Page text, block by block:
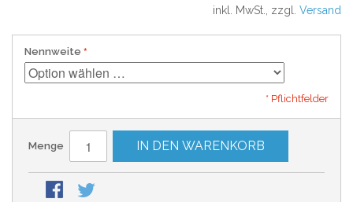
inkl. MwSt., zzgl. Versand
Nennweite
* Pflichtfelder
Menge IN DEN WARENKORB